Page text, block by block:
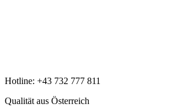
Hotline: +43 732 777 811
Qualität aus Österreich